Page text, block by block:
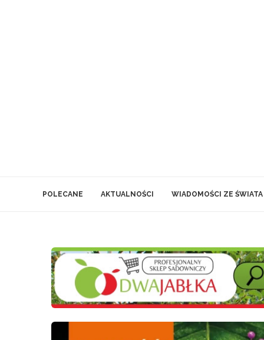
POLECANE AKTUALNOŚCI WIADOMOŚCI ZE ŚWIATA